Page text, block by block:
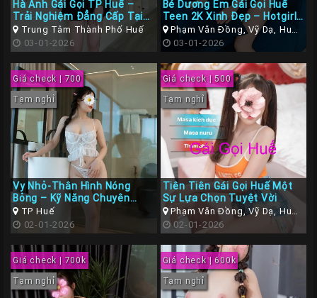
Hà Anh Gái Gọi TP Huế –
Trải Nghiệm Đẳng Cấp Tại
Cố Đô
Trung Tâm Thành Phố Huế
03-01-2026
Bé Dương Em Gái Gọi Huế
Teen 2K Xinh Đẹp – Hotgirl
Dáng Ngon, Chơi Phê Máy
Phạm Văn Đồng, Vỹ Dạ, Huế,
Thừa Thiên Huế
03-01-2026
Giá check | 700
Tạm nghỉ
Vy Nhỏ-Thân Hình Nóng
Bỏng – Kỹ Năng Chuyên
Nghiệp
TP Huế
02-01-2026
Giá check | 500
Tạm nghỉ
Tiên Tiên Gái Gọi Huế Một
Sự Lựa Chọn Tuyệt Vời
Phạm Văn Đồng, Vỹ Dạ, Huế,
Thừa Thiên Huế
02-01-2026
Giá check | 700k
Tạm nghỉ
Giá check | 600k
Tạm nghỉ